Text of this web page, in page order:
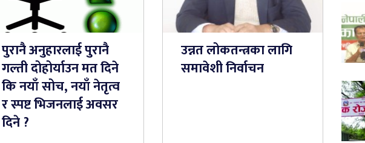
पुरानै अनुहारलाई पुरानै
गल्ती दोहोर्याउन मत दिने
कि नयाँ सोच, नयाँ नेतृत्व
र स्पष्ट भिजनलाई अवसर
दिने ?
उन्नत लोकतन्त्रका लागि
समावेशी निर्वाचन